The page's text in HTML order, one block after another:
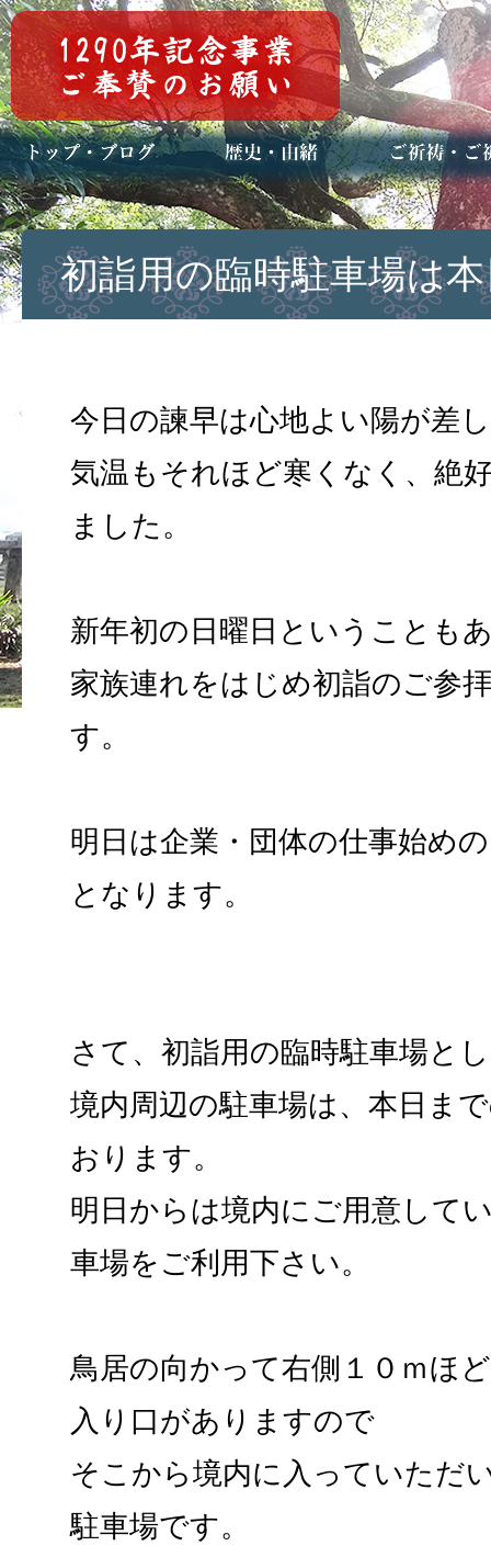
トップページ
ブログ(日々八百万)
お知らせ一覧 歴史・ご祭神
年中行事
メディア掲載 ご祈祷・ご祈
安産祈願
初宮参り
七五三詣
長寿のお祝い
神前結婚式
厄祓い・方位
車のお祓い
地鎮祭
神葬祭（神式
初詣用の臨時駐車場は
今日の諫早は心地よい陽が差
気温もそれほど寒くなく、絶
ました。
新年初の日曜日ということも
家族連れをはじめ初詣のご参
す。
明日は企業・団体の仕事始め
となります。
さて、初詣用の臨時駐車場と
境内周辺の駐車場は、本日ま
おります。
明日からは境内にご用意して
車場をご利用下さい。
鳥居の向かって右側１０ｍほ
入り口がありますので
そこから境内に入っていただ
駐車場です。